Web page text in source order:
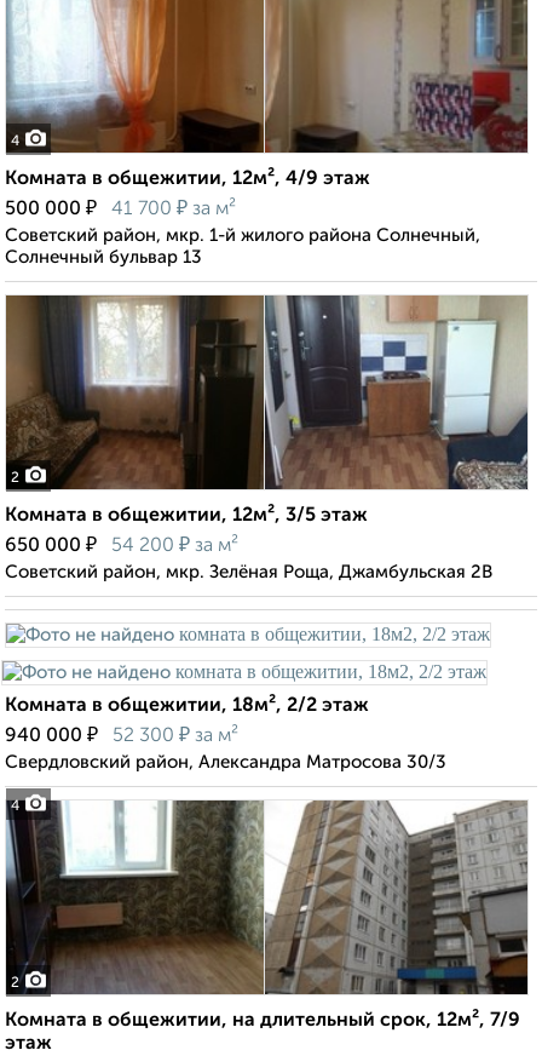
4
Комната в общежитии, 12м², 4/9 этаж
500 000 ₽ 41 700 ₽ за м²
Советский район, мкр. 1-й жилого района Солнечный,
Солнечный бульвар 13
2
Комната в общежитии, 12м², 3/5 этаж
650 000 ₽ 54 200 ₽ за м²
Советский район, мкр. Зелёная Роща, Джамбульская 2В
4
Комната в общежитии, 18м², 2/2 этаж
940 000 ₽ 52 300 ₽ за м²
Свердловский район, Александра Матросова 30/3
2
Комната в общежитии, на длительный срок, 12м², 7/9
этаж